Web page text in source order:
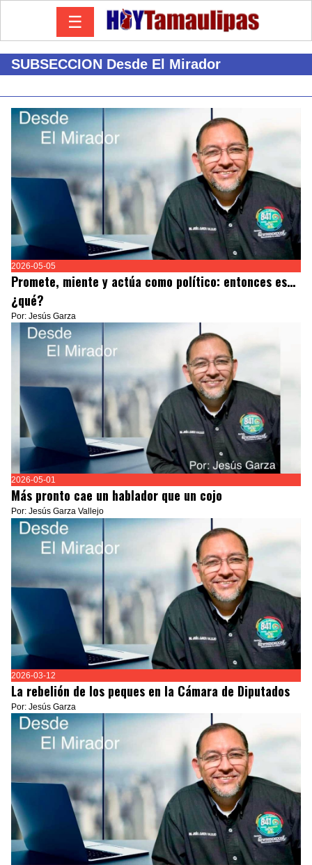
☰
SUBSECCION Desde El Mirador
2026-05-05
Promete, miente y actúa como político: entonces es…
¿qué?
Por: Jesús Garza
2026-05-01
Más pronto cae un hablador que un cojo
Por: Jesús Garza Vallejo
2026-03-12
La rebelión de los peques en la Cámara de Diputados
Por: Jesús Garza